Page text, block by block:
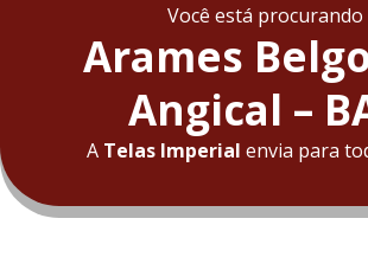
Você está procurando
Arames
Angical –
A Telas Imperial envia para